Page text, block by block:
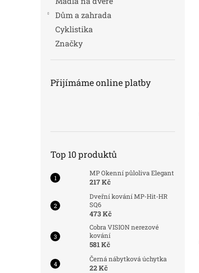
Dům a zahrada
Cyklistika
Značky
Přijímáme online platby
Top 10 produktů
MP Okenní půloliva Elegant
217 Kč
Dveřní kování MP-Hit-HR
SQ6
473 Kč
Cobra VISION nerezové
kování
581 Kč
Černá nábytková úchytka
22 Kč
MP - Posuvný systém VINTAGE
3 s tlumičem a kolejnicí 2m